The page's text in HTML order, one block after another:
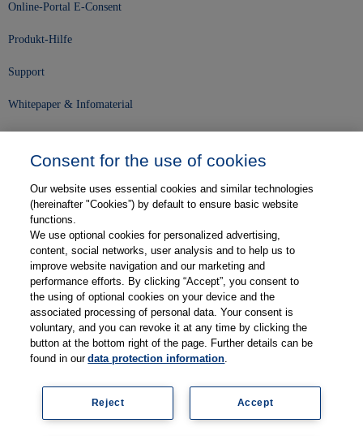
Online-Portal E-Consent
Produkt-Hilfe
Support
Whitepaper & Infomaterial
Karriere
Kontakt
Web-Semniare
Anwenderberichte
Partner
Impressum Datenschutz Kontakt AGB
Consent for the use of cookies
Our website uses essential cookies and similar technologies
(hereinafter "Cookies”) by default to ensure basic website
functions.
We use optional cookies for personalized advertising,
content, social networks, user analysis and to help us to
improve website navigation and our marketing and
performance efforts. By clicking “Accept”, you consent to
the using of optional cookies on your device and the
associated processing of personal data. Your consent is
voluntary, and you can revoke it at any time by clicking the
button at the bottom right of the page. Further details can be
found in ourdata protection information.
Accept
Reject